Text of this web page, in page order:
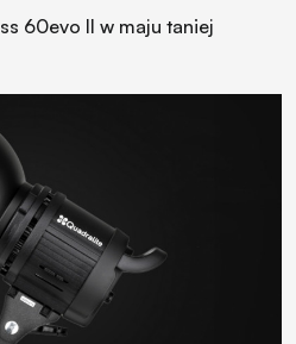
60evo II w maju taniej